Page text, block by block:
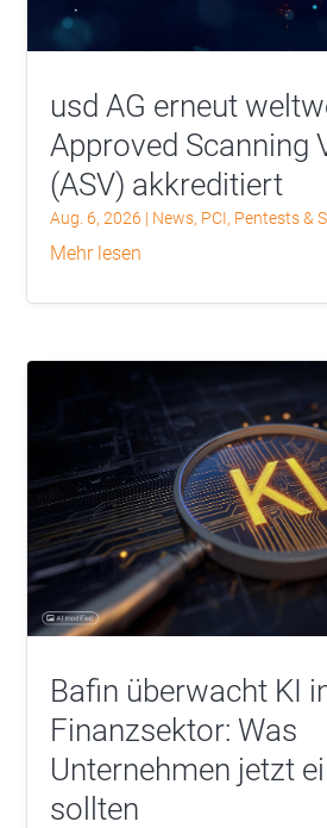
usd AG erneut
Approved Scanning
(ASV) akkreditiert
Aug. 6, 2026 | News, PCI, Pentests &
mehr lesen
Bafin überwacht KI
Finanzsektor: Was
Unternehmen jetzt
sollten